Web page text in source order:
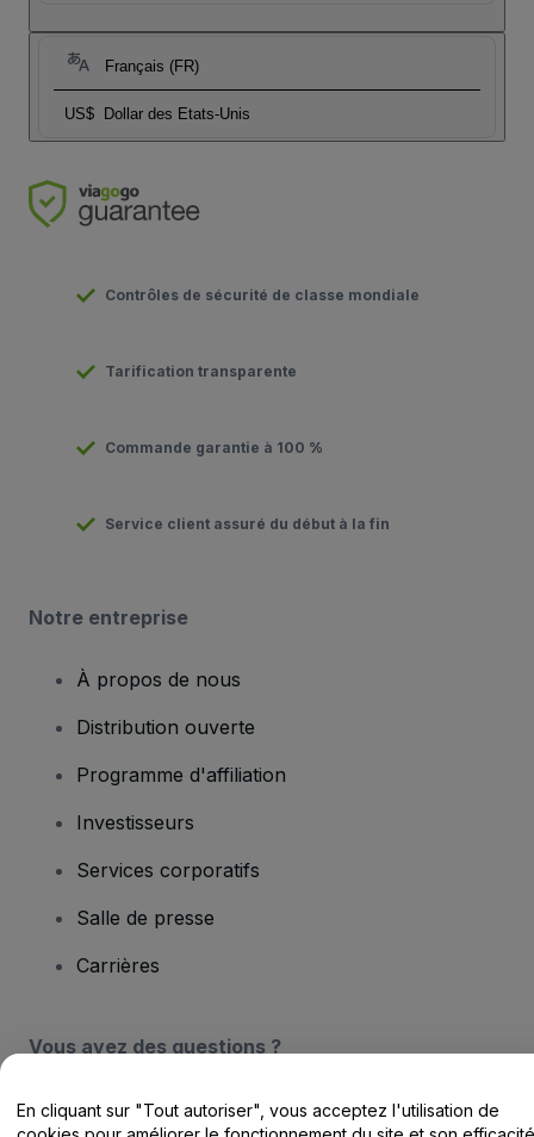
Français (FR)
US$ Dollar des Etats-Unis
Contrôles de sécurité de classe mondiale
Tarification transparente
Commande garantie à 100 %
Service client assuré du début à la fin
Notre entreprise
À propos de nous
Distribution ouverte
Programme d'affiliation
Investisseurs
Services corporatifs
Salle de presse
Carrières
Vous avez des questions ?
Centre d'assistance / Nous contacter
En cliquant sur "Tout autoriser", vous acceptez l'utilisation de